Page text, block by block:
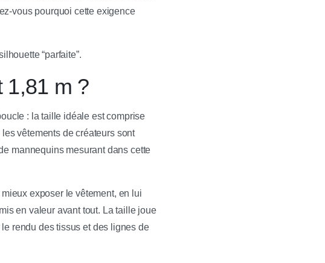
vous pourquoi cette exigence
“parfaite”.
1,81 m ?
: la taille idéale est comprise
vêtements de créateurs sont
mannequins mesurant dans cette
exposer le vêtement, en lui
en valeur avant tout. La taille joue
rendu des tissus et des lignes de